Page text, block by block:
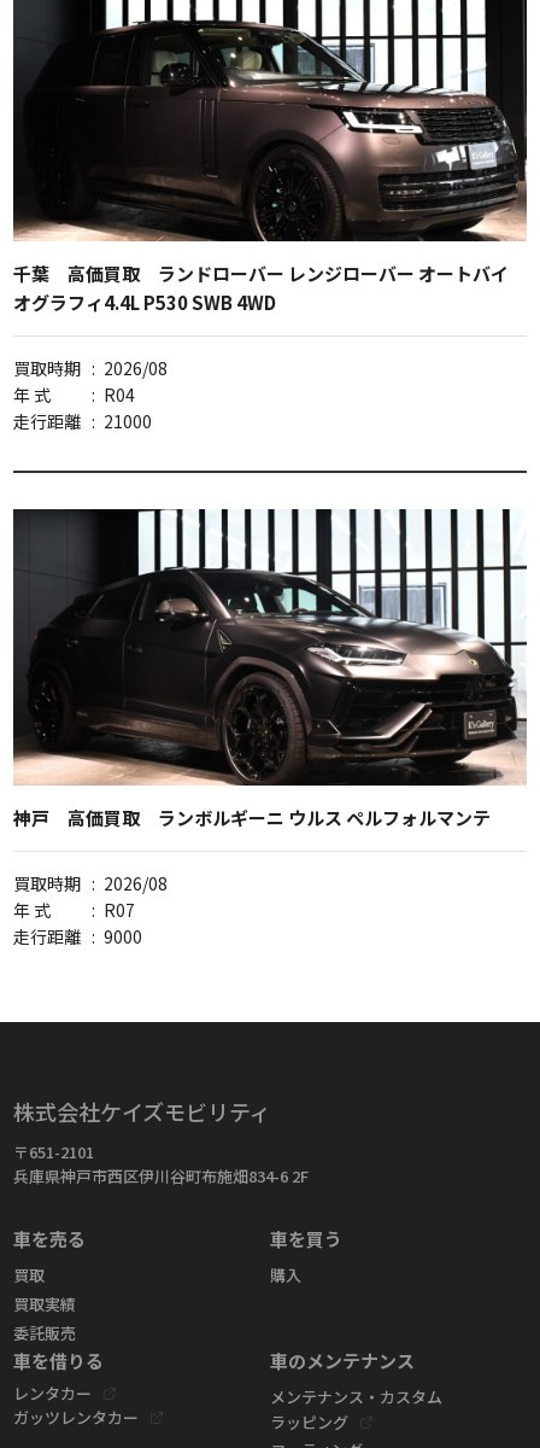
千葉 高価買取 ランドローバー レンジローバー オートバイ
オグラフィ4.4L P530 SWB 4WD
買取時期 : 2026/08
年 式
: R04
走行距離 : 21000
神戸 高価買取 ランボルギーニ ウルス ペルフォルマンテ
買取時期 : 2026/08
年 式
: R07
走行距離 : 9000
株式会社ケイズモビリティ
〒651-2101
兵庫県神戸市西区伊川谷町布施畑834-6 2F
車を売る
買取
買取実績
委託販売
車を買う
購入
車を借りる
レンタカー
ガッツレンタカー
車のメンテナンス
メンテナンス・カスタム
ラッピング